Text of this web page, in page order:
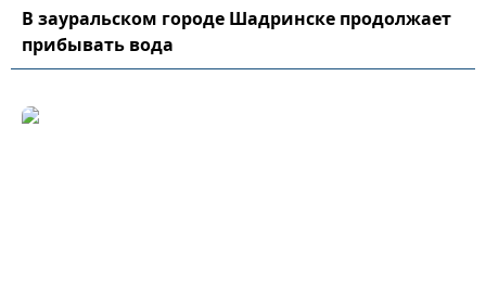
В зауральском городе Шадринске продолжает
прибывать вода